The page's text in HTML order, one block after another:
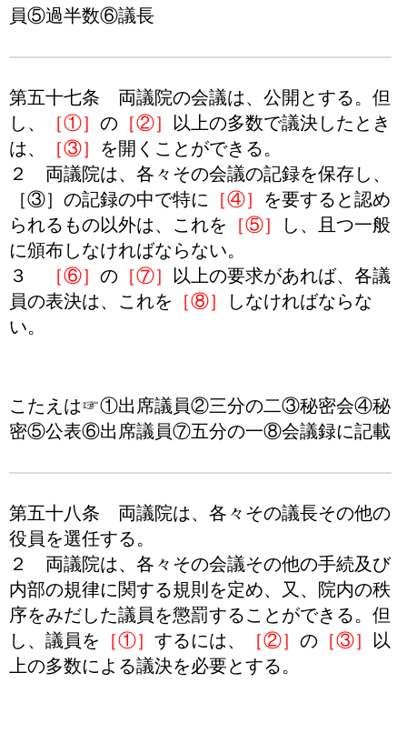
員⑤過半数⑥議長
第五十七条 両議院の会議は、公開とする。但
し、
［①］ の ［②］
以上の多数で議決したとき
は、
［③］ を開くことができる。
２ 両議院は、各々その会議の記録を保存し、
［③］の記録の中で特に ［④］ を要すると認め
られるもの以外は、これを ［⑤］
し、且つ一般
に頒布しなければならない。
３
［⑥］ の ［⑦］
以上の要求があれば、各議
員の表決は、これを ［⑧］
しなければならな
い。
こたえは☞①出席議員②三分の二③秘密会④秘
密⑤公表⑥出席議員⑦五分の一⑧会議録に記載
第五十八条 両議院は、各々その議長その他の
役員を選任する。
２ 両議院は、各々その会議その他の手続及び
内部の規律に関する規則を定め、又、院内の秩
序をみだした議員を懲罰することができる。但
し、議員を ［①］ するには、 ［②］ の ［③］
以
上の多数による議決を必要とする。